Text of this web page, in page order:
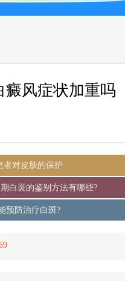
癜风症状加重吗
者对皮肤的保护
白斑的鉴别方法有哪些?
预防治疗白斑?